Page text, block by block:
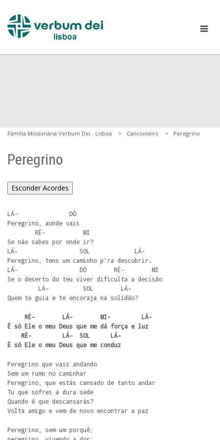
Família Missionária Verbum Dei - Lisboa Cancioneiro Peregrino
Peregrino
Esconder Acordes
LÁ-               DÓ
Peregrino, aonde vais
Se não sabes por onde ir?
LÁ-                  SOL             LÁ-
Peregrino, tens um caminho p’ra descobrir.
LÁ-                  DÓ        RÉ-        MI
Se o deserto do teu viver dificulta a decisão
Quem te guia e te encoraja na solidão?
É só Ele o meu Deus que me dá força e luz
É só Ele o meu Deus que me conduz
Peregrino que vais andando
Sem um rumo no caminhar
Peregrino, que estás cansado de tanto andar
Tu que sofres a dura sede
Quando é que descansarás?
Volta amigo e vem de novo encontrar a paz
Peregrino, sem um porquê;